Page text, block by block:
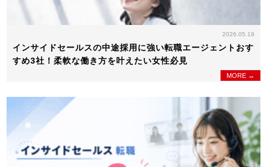
2026.05.19
インサイドセールスの中途採用に強い転職エージェントおす
すめ3社！柔軟な働き方を叶えたい女性必見
MORE →